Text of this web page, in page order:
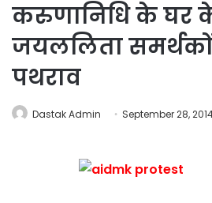
करुणानिधि के घर
जयललिता
पथराव
Dastak Admin September 28,